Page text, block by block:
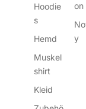
Hoodie
s
Hemd
Muskel
shirt
Kleid
on
y